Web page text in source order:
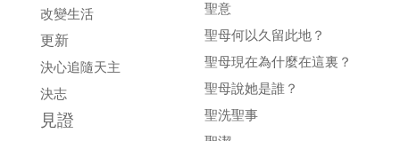
改變生活
更新
決心追隨天主
決志
見證
聖意
聖母何以久留此地？
聖母現在為什麼在這裏？
聖母說她是誰？
聖洗聖事